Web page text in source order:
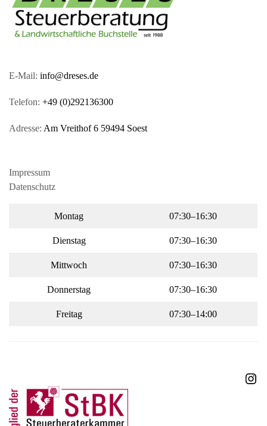
E-Mail: info@dreses.de
Telefon: +49 (0)292136300
Adresse: Am Vreithof 6 59494 Soest
Impressum
Datenschutz
Montag 07:30–16:30
Dienstag 07:30–16:30
Mittwoch 07:30–16:30
Donnerstag 07:30–16:30
Freitag 07:30–14:00